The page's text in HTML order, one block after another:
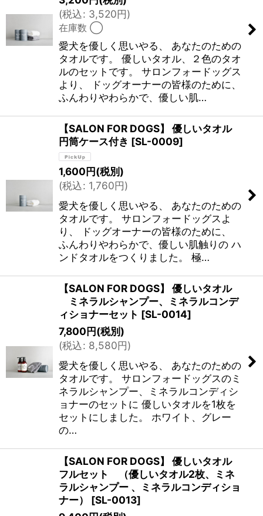
(税込: 3,520円)
在庫数 ◯
愛犬を優しく思いやる、 あなたのための
タオルです。 優しいタオル、２色のタオ
ルのセットです。 サロンフォードッグス
より、 ドッグオーナーの皆様のために、
ふんわりやわらかで、優しい肌…
【SALON FOR DOGS】 優しいタオル
円筒ケース付き [SL-0009]
1,600円(税別)
(税込: 1,760円)
愛犬を優しく思いやる、 あなたのための
タオルです。 サロンフォードッグスよ
り、 ドッグオーナーの皆様のために、
ふんわりやわらかで、優しい肌触りの ハ
ンドタオルをつくりました。 極…
【SALON FOR DOGS】 優しいタオル
ミネラルシャンプー、ミネラルコンデ
ィショナーセット [SL-0014]
7,800円(税別)
(税込: 8,580円)
愛犬を優しく思いやる、 あなたのための
タオルです。 サロンフォードッグスのミ
ネラルシャンプー、ミネラルコンディシ
ョナーのセットに 優しいタオルを1枚を
セットにしました。 ホワイト、グレー
の…
【SALON FOR DOGS】 優しいタオル
フルセット （優しいタオル2枚、ミネ
ラルシャンプー 、ミネラルコンディショ
ナー）
[SL-0013]